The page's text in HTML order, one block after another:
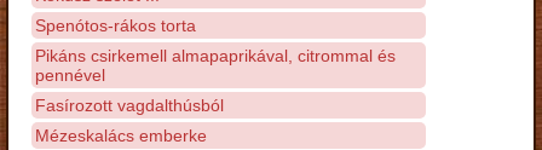
Spenótos-rákos torta
Pikáns csirkemell almapaprikával, citrommal és
pennével
Fasírozott vagdalthúsból
Mézeskalács emberke